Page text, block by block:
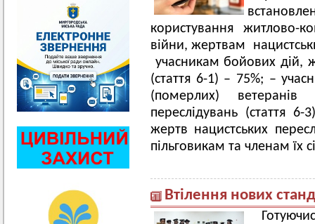
користування житлово-
війни, жертвам
учасникам бойових дій,
(стаття 6-1) – 75%; –
(померлих)
переслідувань (стаття
жертв нацистських
пільговикам та членам
Втілення нових